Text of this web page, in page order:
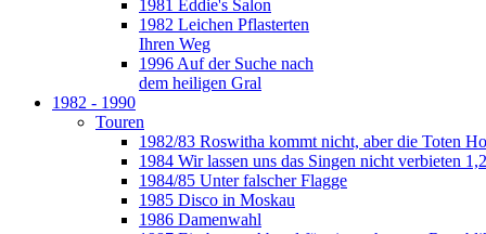
1981 Eddie's Salon
1982 Leichen Pflasterten
Ihren Weg
1996 Auf der Suche nach
dem heiligen Gral
1982 - 1990
Touren
1982/83 Roswitha kommt nicht, aber die Toten
1984 Wir lassen uns das Singen nicht verbieten
1984/85 Unter falscher Flagge
1985 Disco in Moskau
1986 Damenwahl